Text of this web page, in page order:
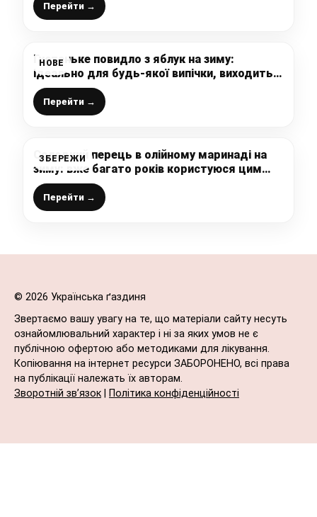
Перейти →
НОВЕ
Густеньке повидло з яблук на зиму:
ідеально для будь-якої випічки, виходить
дуже смачне і ароматне
Перейти →
ЗБЕРЕЖИ
Солодкий перець в олійному маринаді на
зиму: вже багато років користуюся цим
рецептом
Перейти →
© 2026 Українська ґаздиня
Звертаємо вашу увагу на те, що матеріали сайту несуть
ознайомлювальний характер і ні за яких умов не є
публічною офертою або методиками для лікування.
Копіювання на інтернет ресурси ЗАБОРОНЕНО, всі права
на публікації належать їх авторам.
Зворотній зв’язок
Політика конфіденційності